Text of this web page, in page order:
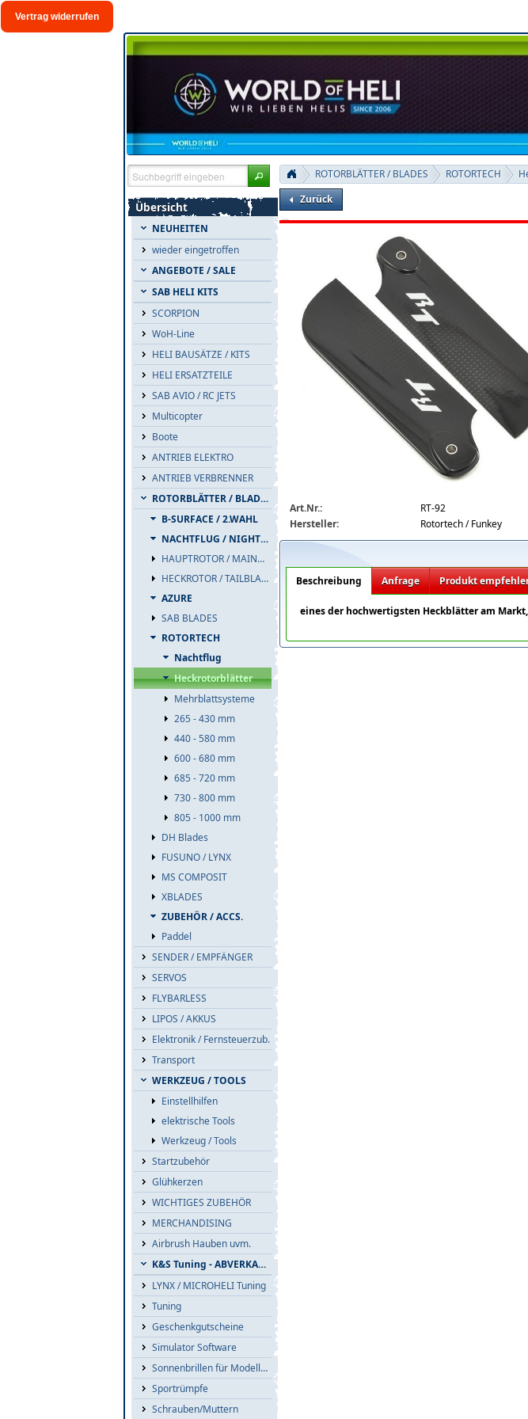
Vertrag widerrufen
Übersicht
NEUHEITEN
wieder eingetroffen
ANGEBOTE / SALE
SAB HELI KITS
SCORPION
WoH-Line
HELI BAUSÄTZE / KITS
HELI ERSATZTEILE
SAB AVIO / RC JETS
Multicopter
Boote
ANTRIEB ELEKTRO
ANTRIEB VERBRENNER
ROTORBLÄTTER / BLADES
B-SURFACE / 2.WAHL
NACHTFLUG / NIGHTFLIGHT
HAUPTROTOR / MAINBLADES
HECKROTOR / TAILBLADES
AZURE
SAB BLADES
ROTORTECH
Nachtflug
Heckrotorblätter
Mehrblattsysteme
265 - 430 mm
440 - 580 mm
600 - 680 mm
685 - 720 mm
730 - 800 mm
805 - 1000 mm
DH Blades
FUSUNO / LYNX
MS COMPOSIT
XBLADES
ZUBEHÖR / ACCS.
Paddel
SENDER / EMPFÄNGER
SERVOS
FLYBARLESS
LIPOS / AKKUS
Elektronik / Fernsteuerzub.
Transport
WERKZEUG / TOOLS
Einstellhilfen
elektrische Tools
Werkzeug / Tools
Startzubehör
Glühkerzen
WICHTIGES ZUBEHÖR
MERCHANDISING
Airbrush Hauben uvm.
K&S Tuning - ABVERKAUF
LYNX / MICROHELI Tuning
Tuning
Geschenkgutscheine
Simulator Software
Sonnenbrillen für Modellflieger
Sportrümpfe
Schrauben/Muttern
ROTORBLÄTTER / BLADES ROTORTECH
Zurück
Art.Nr.:
RT-92
Hersteller:
Rotortech / Funkey
Beschreibung Anfrage Produkt
eines der hochwertigsten Heckblätter am